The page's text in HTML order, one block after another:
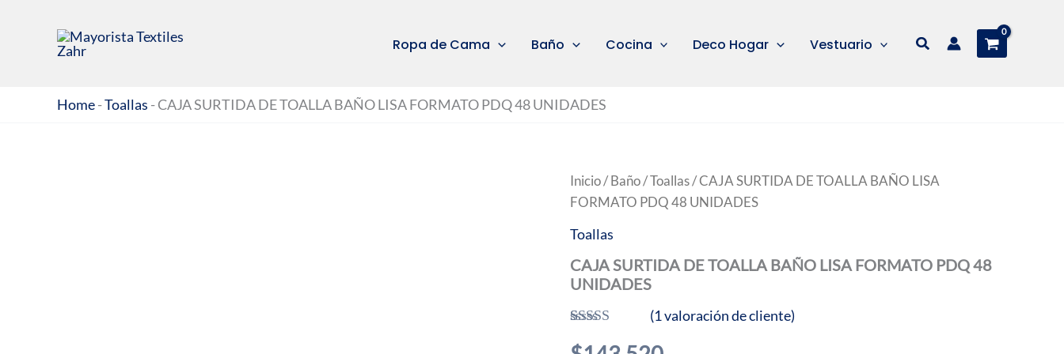
contenido
Ropa de Cama Baño Cocina Deco Hogar Vestuario Buscar
Home-Toallas -CAJA SURTIDA DE TOALLA BAÑO LISA FORMATO PDQ 48 UNIDADES
Inicio/ Baño/Toallas/ CAJA SURTIDA DE TOALLA BAÑO LISA
FORMATO PDQ 48 UNIDADES
Toallas
CAJA SURTIDA DE TOALLA BAÑO LISA FORMATO PDQ 48
UNIDADES
5.00 de 5 en
(1valoración de cliente)